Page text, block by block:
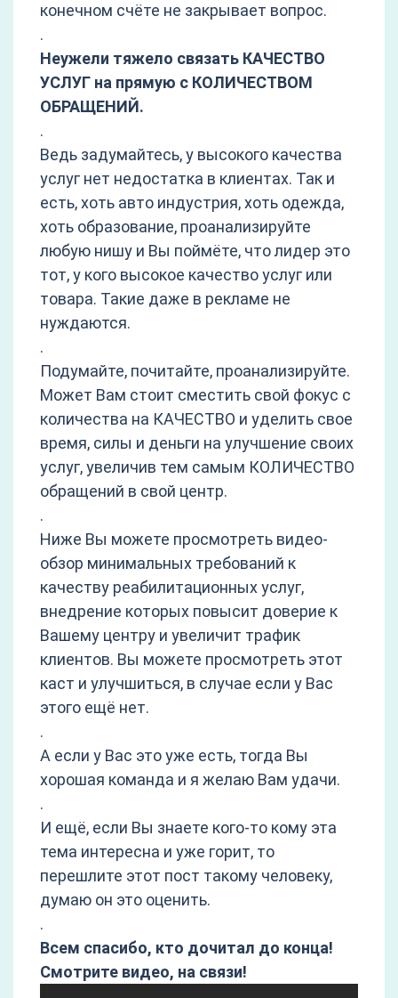
конечном счёте не закрывает вопрос.
.
Неужели тяжело связать КАЧЕСТВО
УСЛУГ на прямую с КОЛИЧЕСТВОМ
ОБРАЩЕНИЙ.
.
Ведь задумайтесь, у высокого качества
услуг нет недостатка в клиентах. Так и
есть, хоть авто индустрия, хоть одежда,
хоть образование, проанализируйте
любую нишу и Вы поймёте, что лидер это
тот, у кого высокое качество услуг или
товара. Такие даже в рекламе не
нуждаются.
.
Подумайте, почитайте, проанализируйте.
Может Вам стоит сместить свой фокус с
количества на КАЧЕСТВО и уделить свое
время, силы и деньги на улучшение своих
услуг, увеличив тем самым КОЛИЧЕСТВО
обращений в свой центр.
.
Ниже Вы можете просмотреть видео-
обзор минимальных требований к
качеству реабилитационных услуг,
внедрение которых повысит доверие к
Вашему центру и увеличит трафик
клиентов. Вы можете просмотреть этот
каст и улучшиться, в случае если у Вас
этого ещё нет.
.
А если у Вас это уже есть, тогда Вы
хорошая команда и я желаю Вам удачи.
.
И ещё, если Вы знаете кого-то кому эта
тема интересна и уже горит, то
перешлите этот пост такому человеку,
думаю он это оценить.
.
Всем спасибо, кто дочитал до конца!
Смотрите видео, на связи!